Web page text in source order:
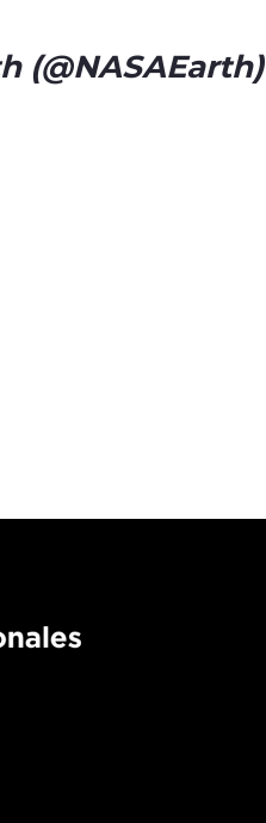
(@NASAEarth)